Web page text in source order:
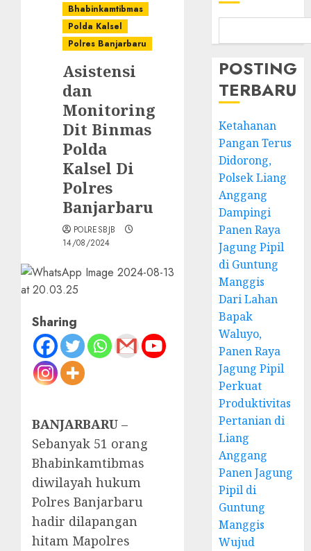
Bhabinkamtibmas
Polda Kalsel
Polres Banjarbaru
Asistensi
dan
Monitoring
Dit Binmas
Polda
Kalsel Di
Polres
Banjarbaru
POLRESBJB
14/08/2024
Sharing
BANJARBARU –
Sebanyak 51 orang
Bhabinkamtibmas
diwilayah hukum
Polres Banjarbaru
hadir dilapangan
hitam Mapolres
POSTING
TERBARU
Ketahanan
Pangan Terus
Didorong,
Polsek Liang
Anggang
Dampingi
Panen Raya
Jagung Pipil
di Guntung
Manggis
Dari Lahan
Bapak
Waluyo,
Panen Raya
Jagung Pipil
Perkuat
Produktivitas
Pertanian di
Liang
Anggang
Panen Jagung
Pipil di
Guntung
Manggis
Wujud